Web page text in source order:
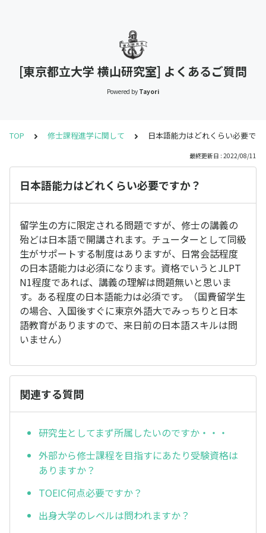
[東京都立大学 横山研究室] よくあるご質問
Powered by Tayori
TOP 修士課程進学に関して 日本語能力はどれくらい必要です
最終更新日 : 2022/08/11
日本語能力はどれくらい必要ですか？
留学生の方に限定される問題ですが、修士の講義の
殆どは日本語で開講されます。チューターとして同級
生がサポートする制度はありますが、日常会話程度
の日本語能力は必須になります。資格でいうとJLPT
N1程度であれば、講義の理解は問題無いと思いま
す。ある程度の日本語能力は必須です。（国費留学生
の場合、入国後すぐに東京外語大でみっちりと日本
語教育がありますので、来日前の日本語スキルは問
いません）
関連する質問
研究生としてまず所属したいのですか・・・
外部から修士課程を目指すにあたり受験資格は
ありますか？
TOEIC何点必要ですか？
出身大学のレベルは問われますか？